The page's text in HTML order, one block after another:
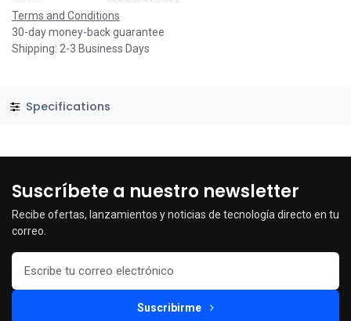
Terms and Conditions
30-day money-back guarantee
Shipping: 2-3 Business Days
Specifications
Suscríbete a nuestro newsletter
Recibe ofertas, lanzamientos y noticias de tecnología directo en tu
correo.
Suscribirme